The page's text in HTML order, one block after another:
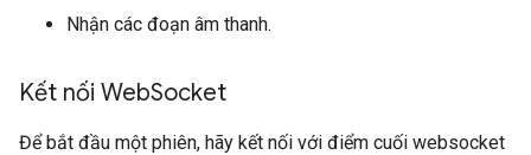
Nhận các đoạn âm thanh.
Kết nối WebSocket
Để bắt đầu một phiên, hãy kết nối với điểm cuối websocket